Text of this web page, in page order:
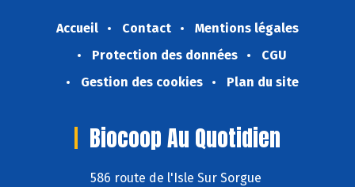
Accueil Contact
Mentions légales
Protection des données
CGU
Gestion des cookies
Plan du site
Biocoop Au Quotidien
586 route de l'Isle Sur Sorgue